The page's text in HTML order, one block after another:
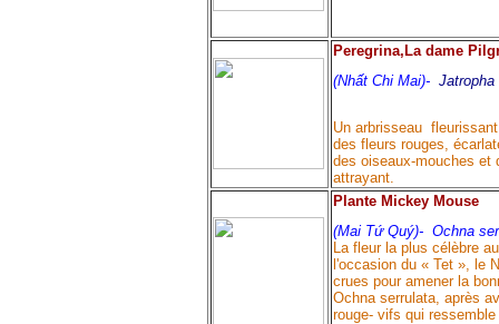
Peregrina,La dame
(Nhất Chi Mai)- Jatropha
Un arbrisseau
des fleurs rouges,
des oiseaux-mouches et
attrayant.
Plante Mickey Mouse
(Mai Tứ Quý)- Ochna
La fleur la plus célèbre
l'occasion du « Tet », le
crues pour amener la
Ochna serrulata, après
rouge- vifs qui